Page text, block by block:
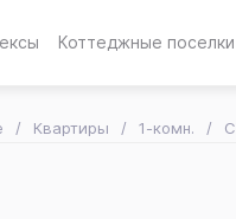
Коттеджные поселки
Квартиры 1-комн.